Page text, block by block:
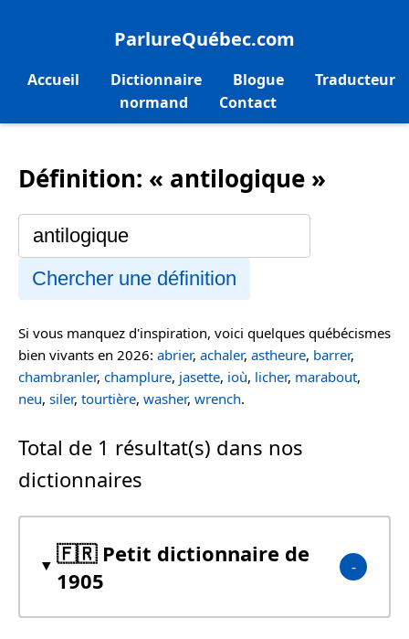
ParlureQuébec.com
Accueil Dictionnaire Blogue
Traducteur
normand
Contact
Définition: « antilogique »
Chercher une définition
Si vous manquez d'inspiration, voici quelques québécismes
bien vivants en 2026: abrier, achaler, astheure, barrer,
chambranler, champlure, jasette, ioù, licher, marabout,
neu, siler, tourtière, washer, wrench.
Total de 1 résultat(s) dans nos
dictionnaires
🇫🇷 Petit dictionnaire de
1905